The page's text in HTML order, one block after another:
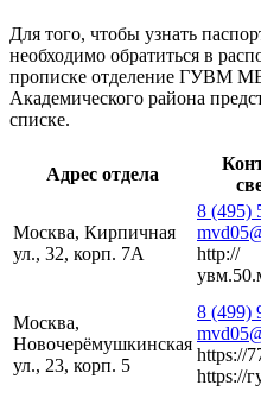
Для того, чтобы узнать
необходимо обратиться в
прописке отделение ГУВМ
Академического района
списке.
Адрес отдела
Москва, Кирпичная
ул., 32, корп. 7А
8 (495)
http://
Москва,
Новочерёмушкинская
ул., 23, корп. 5
8 (499)
https://
https://